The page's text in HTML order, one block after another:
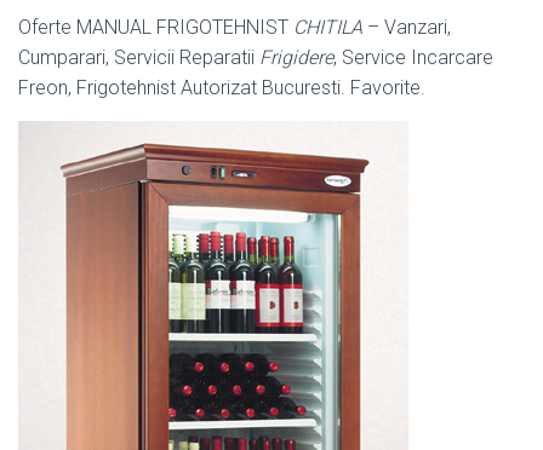
Oferte MANUAL FRIGOTEHNIST CHITILA – Vanzari,
Cumparari, Servicii Reparatii Frigidere, Service Incarcare
Freon, Frigotehnist Autorizat Bucuresti. Favorite.